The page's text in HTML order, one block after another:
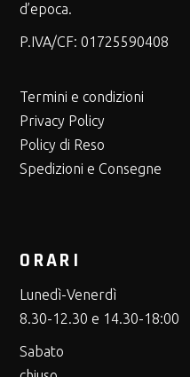
d’epoca.
P.IVA/CF:01725590408
Termini e condizioni
Privacy Policy
Policy di Reso
Spedizioni e Consegne
ORARI
Lunedì-Venerdì
8.30-12.30 e 14.30-18:00
Sabato